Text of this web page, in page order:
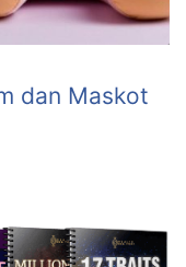
dan Maskot